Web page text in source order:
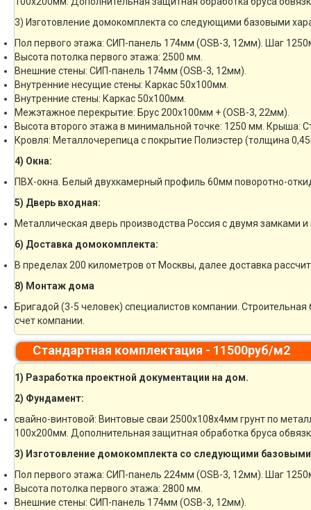
3) Изготовление домокомплекта со следующими базовыми
Пол первого этажа: СИП-панель 174мм (OSB-3, 12мм). Шаг
Высота потолка первого этажа: 2500 мм.
Внешние стены: СИП-панель 174мм (OSB-3, 12мм).
Внутренние несущие стены: Каркас 50х100мм.
Внутренние стены: Каркас 50х100мм.
Межэтажное перекрытие: Брус 200х100мм + (OSB-3, 22мм).
Высота второго этажа в минимальной точке: 1250 мм. Крыша:
Кровля: Металлочерепица с покрытие Полиэстер (толщина
4) Окна:
ПВХ-окна. Белый двухкамерный профиль 60мм поворотно-
5) Дверь входная:
Металлическая дверь производства Россия с двумя замками и
6) Доставка домокомплекта:
В пределах 200 километров от Москвы, далее доставка
8) Монтаж дома
Бригадой (3-5 человек) специалистов компании.
счет компании.
Стандартная комплектация - 11500руб/м2
1) Разработка проектной документации на дом.
2) Фундамент:
свайно-винтовой: Винтовые сваи 2500х108х4мм грунт по
100х200мм. Дополнительная защитная обработка бруса
3) Изготовление домокомплекта со следующими базовыми
Пол первого этажа: СИП-панель 224мм (OSB-3, 12мм). Шаг
Высота потолка первого этажа: 2800 мм.
Внешние стены: СИП-панель 174мм (OSB-3, 12мм).